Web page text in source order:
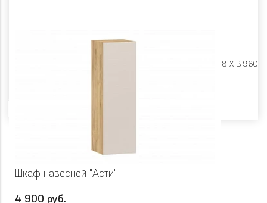
Ш 400 X Г 318 X В 960
Шкаф навесной "Асти"
4 900 руб.